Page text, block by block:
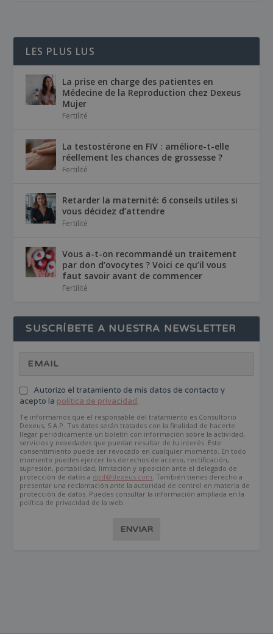
LES PLUS LUS
La prise en charge des patientes en
Médecine de la Reproduction chez Dexeus
Mujer
Fertilité
La testostérone en FIV : améliore-t-elle
réellement les chances de grossesse ?
Fertilité
Retarder la maternité: 6 conseils utiles si
vous décidez d’attendre
Fertilité
Vous a-t-on recommandé un traitement
par don d’ovocytes ? Voici ce qu’il vous
faut savoir avant de commencer
Fertilité
SUSCRÍBETE A NUESTRA NEWSLETTER
Autorizo el tratamiento de mis datos de contacto y
acepto la política de privacidad.
Te informamos que el responsable del tratamiento es Consultorio
Dexeus, S.A.P. Tus datos serán tratados con la finalidad de hacerte
llegar periódicamente un boletín con información sobre la actividad,
servicios y novedades que puedan resultar de tu interés. Este
consentimiento puede ser revocado en cualquier momento. En todo
momento puedes ejercer los derechos de acceso, rectificación,
supresión, portabilidad, limitación y oposición ante el delegado de
protección de datos a dpd@dexeus.com. También tienes derecho a
presentar una reclamación ante la autoridad de control en materia de
protección de datos. Puedes consultar la información ampliada en la
política de privacidad de la web.
ENVIAR